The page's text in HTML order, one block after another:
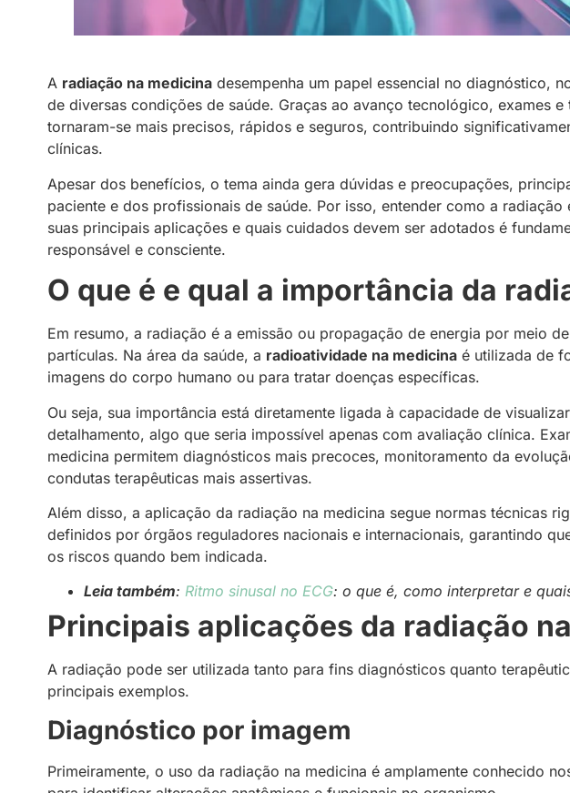
A radiação na medicina desempenha um papel essencial no diagnóstico,
de diversas condições de saúde. Graças ao avanço tecnológico, exames
tornaram-se mais precisos, rápidos e seguros, contribuindo
clínicas.
Apesar dos benefícios, o tema ainda gera dúvidas e preocupações,
paciente e dos profissionais de saúde. Por isso, entender como a
suas principais aplicações e quais cuidados devem ser adotados é
responsável e consciente.
O que é e qual a importância da
Em resumo, a radiação é a emissão ou propagação de energia por meio
partículas. Na área da saúde, a radioatividade na medicina é utilizada de
imagens do corpo humano ou para tratar doenças específicas.
Ou seja, sua importância está diretamente ligada à capacidade de
detalhamento, algo que seria impossível apenas com avaliação clínica.
medicina permitem diagnósticos mais precoces, monitoramento da
condutas terapêuticas mais assertivas.
Além disso, a aplicação da radiação na medicina segue normas técnicas
definidos por órgãos reguladores nacionais e internacionais, garantindo
os riscos quando bem indicada.
Leia também: Ritmo sinusal no ECG: o que é, como interpretar e
Principais aplicações da radiação
A radiação pode ser utilizada tanto para fins diagnósticos quanto
principais exemplos.
Diagnóstico por imagem
Primeiramente, o uso da radiação na medicina é amplamente conhecido